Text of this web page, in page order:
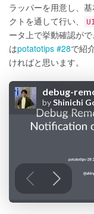
ラッパーを用意し、
クトを通して行い、
ータ上で挙動確認が
はpotatotips #28で紹
ければと思います。